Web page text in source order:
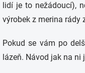
lidí je to nežádoucí),
výrobek z merina rády
Pokud se vám po
lázeň. Návod jak na ni